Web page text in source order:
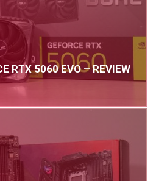
RTX 5060 EVO – REVIEW